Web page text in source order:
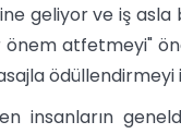
geliyor ve iş
önem atfetmeyi"
ödüllendirmeyi
insanların